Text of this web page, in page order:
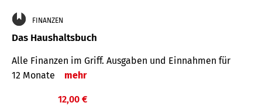
FINANZEN
Das Haushaltsbuch
Alle Finanzen im Griff. Aus­gaben und Ein­nahmen für
12 Monate
mehr
12,00 €